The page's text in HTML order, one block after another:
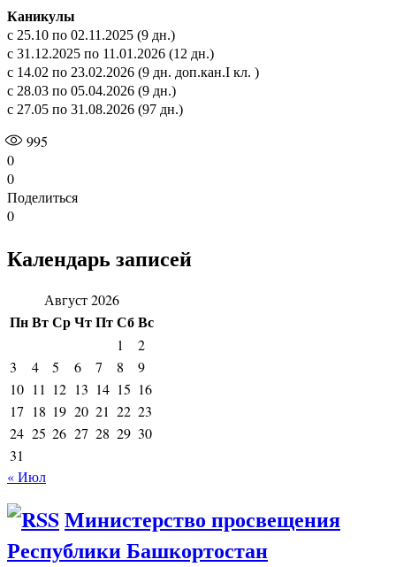
Каникулы
с 25.10 по 02.11.2025 (9 дн.)
с 31.12.2025 по 11.01.2026 (12 дн.)
с 14.02 по 23.02.2026 (9 дн. доп.кан.I кл. )
с 28.03 по 05.04.2026 (9 дн.)
с 27.05 по 31.08.2026 (97 дн.)
995
0
0
Поделиться
0
Календарь записей
Август 2026
ПнВтСрЧтПтСбВс
1
2
3
4 5 6 7 8
9
10 11 12 13 14 15 16
17 18 19 20 21 22 23
24 25 26 27 28 29 30
31
« Июл
Министерство просвещения
Республики Башкортостан